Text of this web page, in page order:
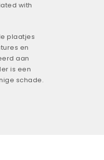
with
plaatjes
en
aan
is een
schade.